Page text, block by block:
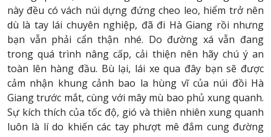
này đều có vách núi dựng đứng cheo leo, hiểm trở nên
dù là tay lái chuyên nghiệp, đã đi Hà Giang rồi nhưng
bạn vẫn phải cẩn thận nhé. Do đường xá vẫn đang
trong quá trình nâng cấp, cải thiện nên hãy chú ý an
toàn lên hàng đầu. Bù lại, lái xe qua đây bạn sẽ được
cảm nhận khung cảnh bao la hùng vĩ của núi đồi Hà
Giang trước mắt, cùng với mây mù bao phủ xung quanh.
Sự kích thích của tốc độ, gió và thiên nhiên xung quanh
luôn là lí do khiến các tay phượt mê đắm cung đường